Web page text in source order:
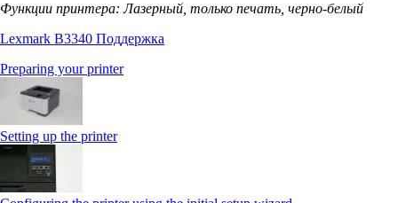
Функции принтера: Лазерный, только печать, черно-белый
Lexmark B3340 Поддержка
Preparing your printer
Setting up the printer